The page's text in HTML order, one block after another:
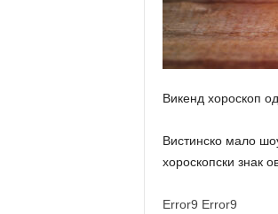
Викенд хороскоп
Вистинско мало
хороскопски знак
Error9 Error9